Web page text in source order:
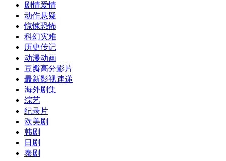
剧情爱情
动作悬疑
惊悚恐怖
科幻灾难
历史传记
动漫动画
豆瓣高分影片
最新影视速递
海外剧集
综艺
纪录片
欧美剧
韩剧
日剧
泰剧